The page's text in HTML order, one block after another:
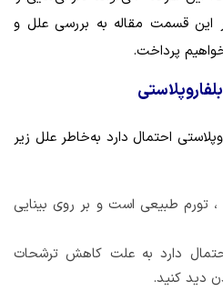
این قسمت مقاله به بررسی علل و
پرداخت.
احتمال دارد به‌خاطر علل زیر
تورم طبیعی است و بر روی بینایی
دارد به علت کاهش ترشحات
دید کنید.